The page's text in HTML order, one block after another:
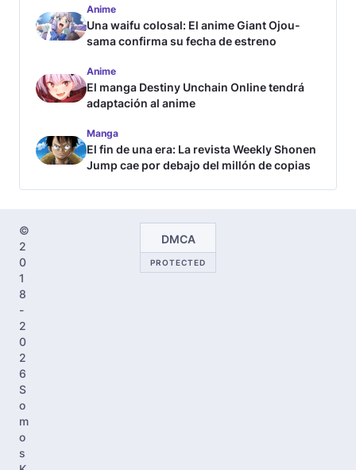
Anime
Una waifu colosal: El anime Giant Ojou-
sama confirma su fecha de estreno
Anime
El manga Destiny Unchain Online tendrá
adaptación al anime
Manga
El fin de una era: La revista Weekly Shonen
Jump cae por debajo del millón de copias
©
2
0
1
8
-
2
0
2
6
S
o
m
o
s
DMCA
PROTECTED